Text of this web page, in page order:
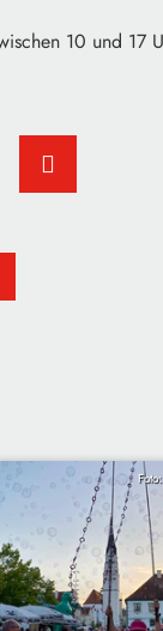
10 und 17